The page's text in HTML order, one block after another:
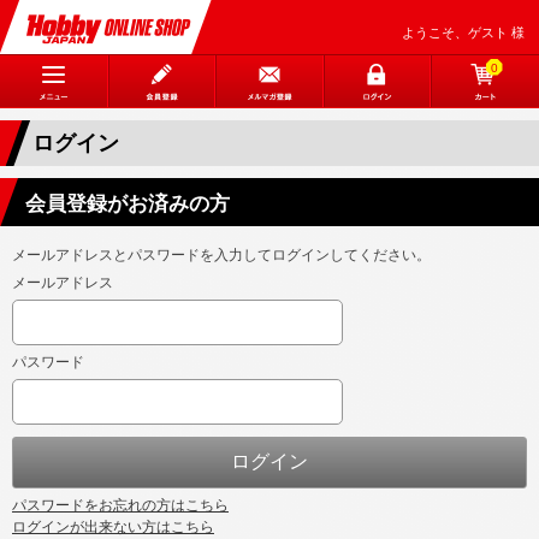
ようこそ、ゲスト 様
0
ログイン
会員登録がお済みの方
メールアドレスとパスワードを入力してログインしてください。
メールアドレス
パスワード
パスワードをお忘れの方はこちら
ログインが出来ない方はこちら